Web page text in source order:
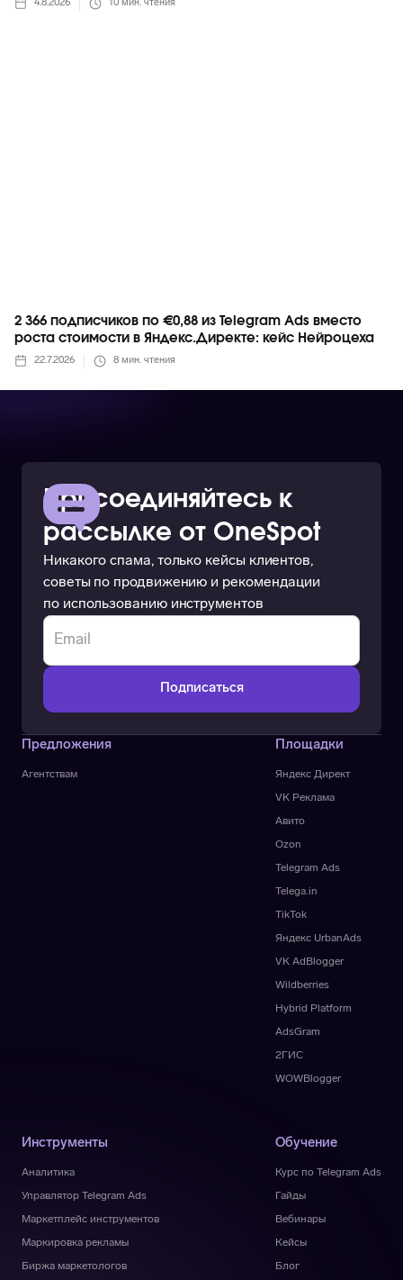
4.8.2026 10 мин. чтения
2 366 подписчиков по €0,88 из Telegram Ads вместо
роста стоимости в Яндекс.Директе: кейс Нейроцеха
22.7.2026 8 мин. чтения
Присоединяйтесь к
рассылке от OneSpot
Никакого спама, только кейсы клиентов,
советы по продвижению и рекомендации
по использованию инструментов
Предложения
Агентствам Яндекс Директ
VK Реклама
Площадки
Авито
Ozon
Telegram Ads
Telega.in
TikTok
Яндекс UrbanAds
VK AdBlogger
Wildberries
Hybrid Platform
AdsGram
2ГИС
WOWBlogger
Инструменты
Аналитика
Управлятор Telegram Ads
Маркетплейс инструментов
Маркировка рекламы
Биржа маркетологов
Обучение
Курс по Telegram Ads
Гайды
Вебинары
Кейсы
Блог